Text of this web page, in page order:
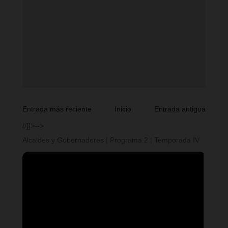
Entrada más reciente Entrada antigua
Inicio